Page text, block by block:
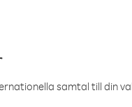
samtal till din